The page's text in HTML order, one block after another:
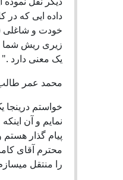
داده ایی که در
خودت و شاغلی
زیری ریش شما
یک معنی دارد ."
محمد عمر
خواستم
نمایم و آن
پیام گذار
محترم آقای
را منتقل